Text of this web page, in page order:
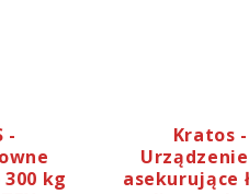
-
kg
Kratos -
asekurujące